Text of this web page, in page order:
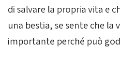
di salvare la propria vita e
una bestia, se sente che la
importante perché può